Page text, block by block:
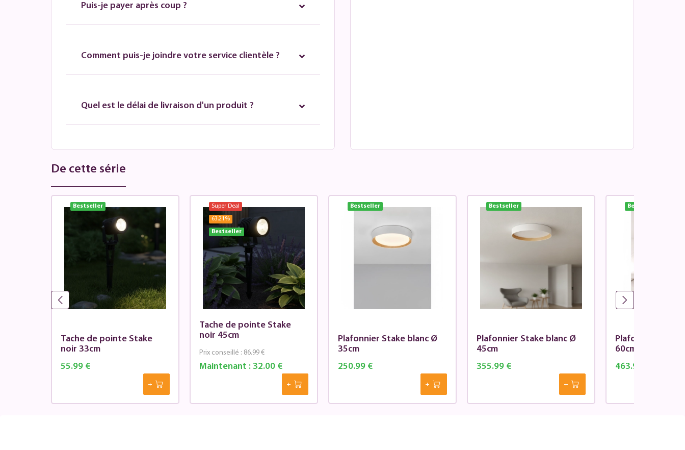
Puis-je payer après coup ?
Comment puis-je joindre votre service clientèle ?
Quel est le délai de livraison d'un produit ?
De cette série
Bestseller
Tache de pointe Stake
noir 33cm
55.99 €
Super Deal
63.21 %
Bestseller
Tache de pointe Stake
noir 45cm
Maintenant : 32.00 €
Prix conseillé : 86.99 €
Bestseller
Plafonnier Stake blanc Ø
35cm
250.99 €
Bestseller
Plafonnier Stake blanc Ø
45cm
355.99 €
Bestseller
Plafonnier Stake
60cm
463.99 €